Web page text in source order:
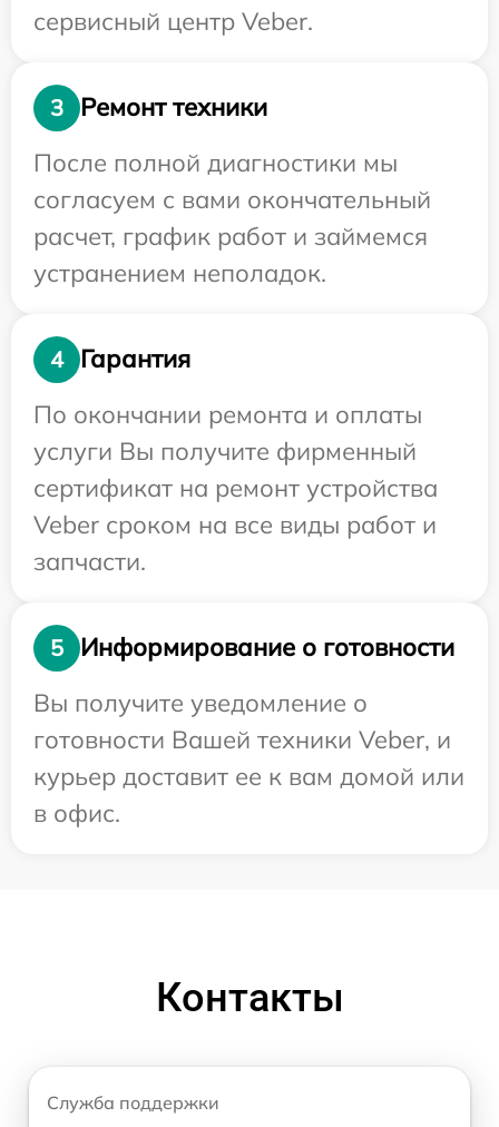
сервисный центр Veber.
3
Ремонт техники
После полной диагностики мы
согласуем с вами окончательный
расчет, график работ и займемся
устранением неполадок.
4
Гарантия
По окончании ремонта и оплаты
услуги Вы получите фирменный
сертификат на ремонт устройства
Veber сроком на все виды работ и
запчасти.
5
Информирование о готовности
Вы получите уведомление о
готовности Вашей техники Veber, и
курьер доставит ее к вам домой или
в офис.
Контакты
Служба поддержки